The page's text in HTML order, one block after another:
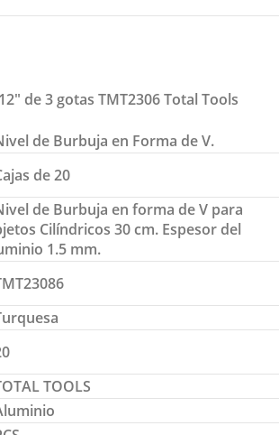
de 3 gotas TMT2306 Total Tools
de Burbuja en Forma de V.
de 20
de Burbuja en forma de V para
Cilíndricos 30 cm. Espesor del
1.5 mm.
TOOLS